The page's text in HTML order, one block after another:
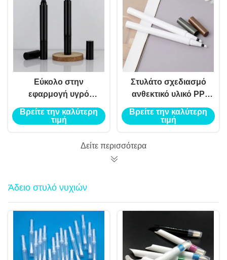
Εύκολο στην
εφαρμογή υγρό
μολύβι Eyeliner
μακροχρόνια
Βρείτε την καλύτερη
τιμή
Στυλάτο σχεδιασμό
ανθεκτικό υλικό PP
τετραγωνική
συσκευασία με υγρό
Βρείτε την καλύτερη
τιμή
Δείτε περισσότερα
Άδειο στυλό νυχιών